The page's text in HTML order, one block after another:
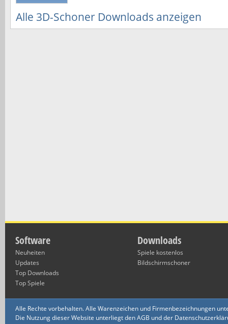
Alle 3D-Schoner Downloads anzeigen
Software
Neuheiten
Updates
Top Downloads
Top Spiele
Downloads
Spiele kostenlos
Bildschirmschoner
Alle Rechte vorbehalten. Alle Warenzeichen und Firmenbezeichnungen
Die Nutzung dieser Website unterliegt den AGB und der